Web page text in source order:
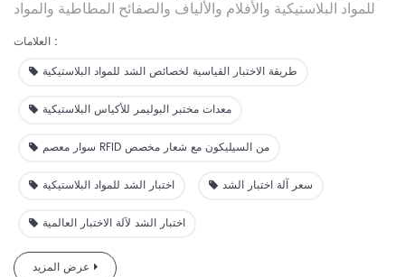
للمواد البلاستيكية والأفلام والألياف والصفائح المطاطية والمواد
والأقمشة غير المنسوجة ومواد تعبئة الأدوية والمحاقن وأغطية
الزجاجات والسدادات المطاطية ومواد التعبئة والتغليف الأخرى
يتم اختبارها للخصائص الميكانيكية لتلبية احتياجات المستخدمين
العلامات :
طريقة الاختبار القياسية لخصائص الشد للمواد البلاستيكية
معدات مختبر البوليمر للأكياس البلاستيكية
سوار معصم RFID من السيليكون مع شعار مخصص
اختبار الشد للمواد البلاستيكية سعر آلة اختبار الشد
اختبار الشد لآلة الاختبار العالمية
عرض المزيد